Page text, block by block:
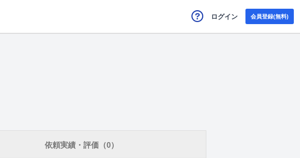
ログイン 会員登録(無料)
依頼実績・評価（0）